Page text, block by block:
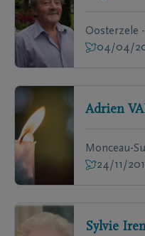
Oosterzele
04/04/
Adrien
Monceau-
24/11/
Sylvie